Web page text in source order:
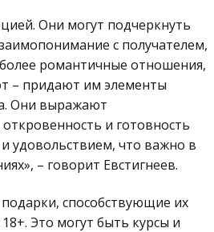
Они могут подчеркнуть
с получателем,
романтичные отношения,
– придают им элементы
Они выражают
и готовность
удовольствием, что важно в
– говорит Евстигнеев.
способствующие их
Это могут быть курсы и